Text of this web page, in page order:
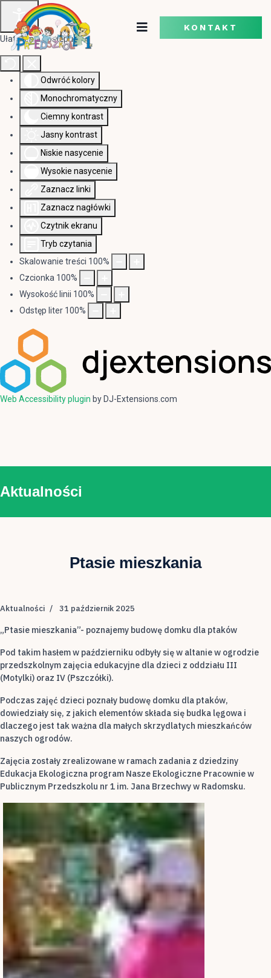
Ułatwienia dostępu
Odwróć kolory
Monochromatyczny
Ciemny kontrast
Jasny kontrast
Niskie nasycenie
Wysokie nasycenie
Zaznacz linki
Zaznacz nagłówki
Czytnik ekranu
Tryb czytania
Skalowanie treści 100%
Czcionka 100%
Wysokość linii 100%
Odstęp liter 100%
Web Accessibility plugin by DJ-Extensions.com
KONTAKT
Aktualności
Ptasie mieszkania
Aktualności 31 październik 2025
„Ptasie mieszkania”- poznajemy budowę domku dla ptaków
Pod takim hasłem w październiku odbyły się w altanie w ogrodzie
przedszkolnym zajęcia edukacyjne dla dzieci z oddziału III
(Motylki) oraz IV (Pszczółki).
Podczas zajęć dzieci poznały budowę domku dla ptaków,
dowiedziały się, z jakich elementów składa się budka lęgowa i
dlaczego jest tak ważna dla małych skrzydlatych mieszkańców
naszych ogrodów.
Zajęcia zostały zrealizowane w ramach zadania z dziedziny
Edukacja Ekologiczna program Nasze Ekologiczne Pracownie w
Publicznym Przedszkolu nr 1 im. Jana Brzechwy w Radomsku.